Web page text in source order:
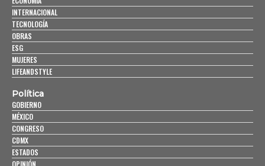
INTERNACIONAL
TECNOLOGÍA
OBRAS
ESG
MUJERES
LIFEANDSTYLE
Política
GOBIERNO
MÉXICO
CONGRESO
CDMX
ESTADOS